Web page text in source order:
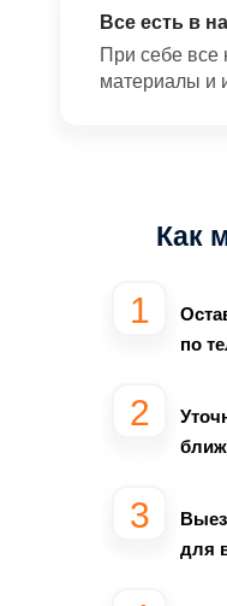
Все есть в
При себе
материалы и
Как
по
для